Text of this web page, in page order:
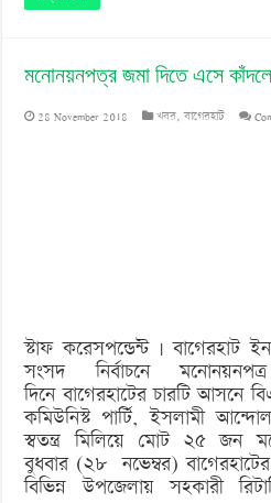
মনোনয়নপত্র জমা দিতে এসে
28 November 2018 খবর,বাগেরহাট
স্টাফ করেসপন্ডেন্ট |
সংসদ নির্বাচনে
দিনে বাগেরহাটের চারটি আসনে
কমিউনিস্ট পার্টি, ইসলামী
স্বতন্ত্র মিলিয়ে মোট ২৫ জন
বুধবার (২৮ নভেম্বর) বাগেরহাটের
বিভিন্ন উপজেলায় সহকারী